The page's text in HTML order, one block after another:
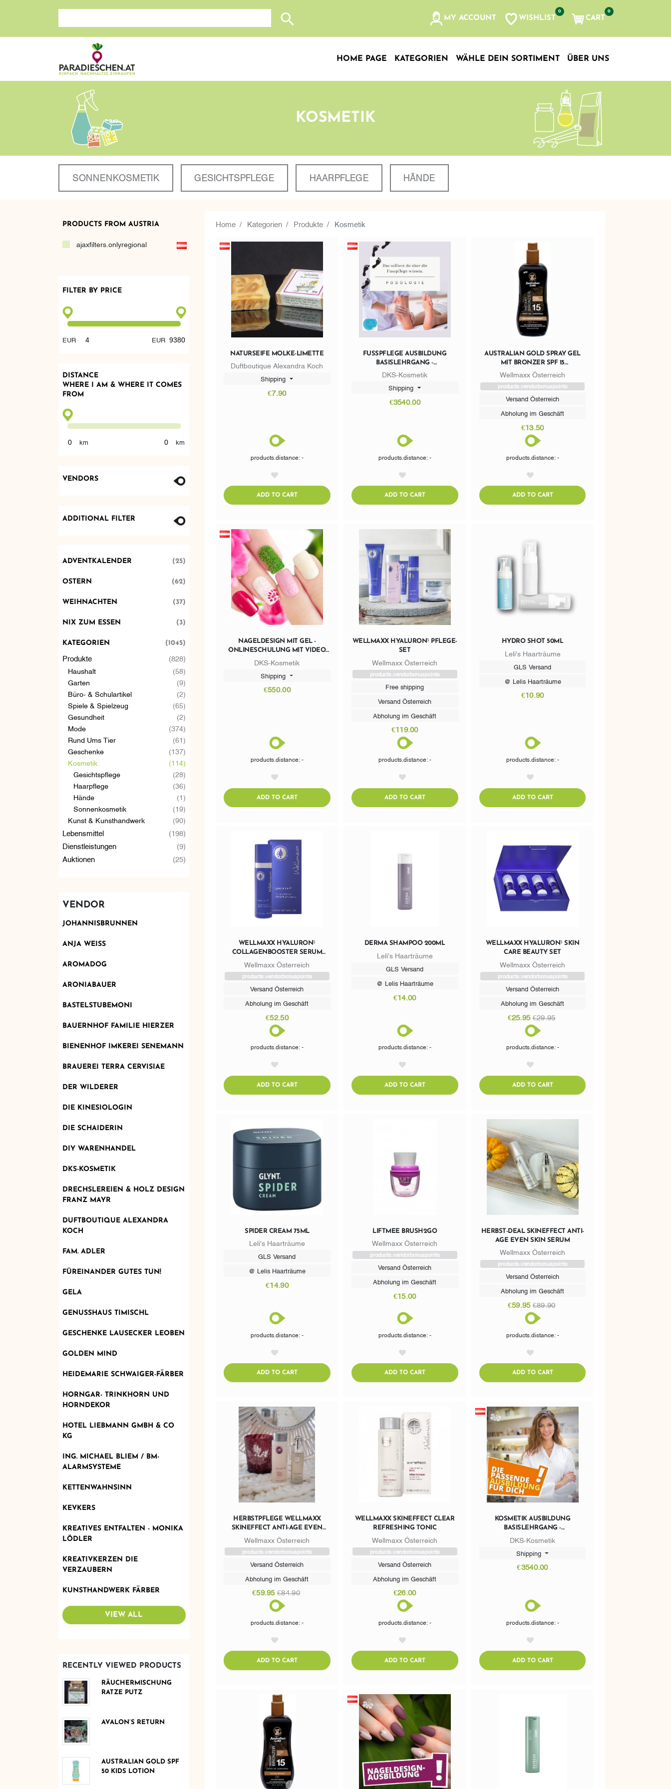
Search store MY ACCOUNT WISHLIST
0
CART
0
HOME PAGE KATEGORIEN WÄHLE DEIN SORTIMENT ÜBER UNS
KOSMETIK
SONNENKOSMETIK GESICHTSPFLEGE HAARPFLEGE HÄNDE
PRODUCTS FROM AUSTRIA
ajaxfilters.onlyregional
FILTER BY PRICE
DISTANCE
WHERE I AM & WHERE IT COMES
FROM
VENDORS
ADDITIONAL FILTER
ADVENTKALENDER (25)
OSTERN (62)
WEIHNACHTEN (37)
NIX ZUM ESSEN (3)
KATEGORIEN (1045)
Produkte (828)
Haushalt (58)
Garten (9)
Büro- & Schulartikel (2)
Spiele & Spielzeug (65)
Gesundheit (2)
Mode (374)
Rund Ums Tier (61)
Geschenke (137)
Kosmetik (114)
Gesichtspflege (28)
Haarpflege (36)
Hände (1)
Sonnenkosmetik (19)
Kunst & Kunsthandwerk (90)
Lebensmittel (198)
Dienstleistungen (9)
Auktionen (25)
VENDOR
JOHANNISBRUNNEN
ANJA WEISS
AROMADOG
ARONIABAUER
BASTELSTUBEMONI
BAUERNHOF FAMILIE HIERZER
BIENENHOF IMKEREI SENEMANN
BRAUEREI TERRA CERVISIAE
DER WILDERER
DIE KINESIOLOGIN
DIE SCHAIDERIN
DIY WARENHANDEL
DKS-KOSMETIK
DRECHSLEREIEN & HOLZ DESIGN
FRANZ MAYR
DUFTBOUTIQUE ALEXANDRA
KOCH
FAM. ADLER
FÜREINANDER GUTES TUN!
GELA
GENUSSHAUS TIMISCHL
GESCHENKE LAUSECKER LEOBEN
GOLDEN MIND
HEIDEMARIE SCHWAIGER-FÄRBER
HORNGAR- TRINKHORN UND
HORNDEKOR
HOTEL LIEBMANN GMBH & CO
KG
ING. MICHAEL BLIEM / BM-
ALARMSYSTEME
KETTENWAHNSINN
KEVKERS
KREATIVES ENTFALTEN - MONIKA
LÖDLER
KREATIVKERZEN DIE
VERZAUBERN
KUNSTHANDWERK FÄRBER
VIEW ALL
RECENTLY VIEWED PRODUCTS
RÄUCHERMISCHUNG
RATZE PUTZ
AVALON’S RETURN
AUSTRALIAN GOLD SPF
50 KIDS LOTION
Home Kategorien Produkte Kosmetik
NATURSEIFE MOLKE-LIMETTE
Duftboutique Alexandra Koch
Shipping
€7.90
products.distance: -
ADD TO CART ADDTOCART
FUSSPFLEGE AUSBILDUNG
BASISLEHRGANG -
LEHRABSCHLUSSPRÜFUNG
DKS-Kosmetik
Shipping
€3540.00
products.distance: -
ADD TO CART ADDTOCART
AUSTRALIAN GOLD SPRAY GEL
MIT BRONZER SPF 15
REISEGRÖSSE
Wellmaxx Österreich
products.vendorbonuspoints
Versand Österreich
Abholung im Geschäft
€13.50
products.distance: -
ADD TO CART ADDTOCART
NAGELDESIGN MIT GEL -
ONLINESCHULUNG MIT VIDEO
UND ZERTIFIKAT
DKS-Kosmetik
Shipping
€550.00
products.distance: -
ADD TO CARTADDTOCART
WELLMAXX HYALURON⁵ PFLEGE-
SET
Wellmaxx Österreich
products.vendorbonuspoints
Free shipping
Versand Österreich
Abholung im Geschäft
€119.00
products.distance: -
ADD TO CARTADDTOCART
HYDRO SHOT 50ML
Leli's Haarträume
GLS Versand
@ Lelis Haarträume
€10.90
products.distance: -
ADD TO CARTADDTOCART
WELLMAXX HYALURON⁵
COLLAGENBOOSTER SERUM
CONCENTRATE
Wellmaxx Österreich
products.vendorbonuspoints
Versand Österreich
Abholung im Geschäft
€52.50
products.distance: -
ADD TO CARTADDTOCART
DERMA SHAMPOO 200ML
Leli's Haarträume
GLS Versand
@ Lelis Haarträume
€14.00
products.distance: -
ADD TO CARTADDTOCART
WELLMAXX HYALURON⁵ SKIN
CARE BEAUTY SET
Wellmaxx Österreich
products.vendorbonuspoints
Versand Österreich
Abholung im Geschäft
€25.95 €29.95
products.distance: -
ADD TO CARTADDTOCART
SPIDER CREAM 75ML
Leli's Haarträume
GLS Versand
@ Lelis Haarträume
€14.90
products.distance: -
ADD TO CART ADDTOCART
LIFTMEE BRUSH2GO
Wellmaxx Österreich
products.vendorbonuspoints
Versand Österreich
Abholung im Geschäft
€15.00
products.distance: -
ADD TO CART ADDTOCART
HERBST-DEAL SKINEFFECT ANTI-
AGE EVEN SKIN SERUM
Wellmaxx Österreich
products.vendorbonuspoints
Versand Österreich
Abholung im Geschäft
€59.95 €89.90
products.distance: -
ADD TO CART ADDTOCART
HERBSTPFLEGE WELLMAXX
SKINEFFECT ANTI-AGE EVEN
SKIN SERUM & REFRESHING
Wellmaxx Österreich
products.vendorbonuspoints
Versand Österreich
Abholung im Geschäft
€59.95€84.90
products.distance: -
ADD TO CARTADDTOCART
WELLMAXX SKINEFFECT CLEAR
REFRESHING TONIC
Wellmaxx Österreich
products.vendorbonuspoints
Versand Österreich
Abholung im Geschäft
€26.00
products.distance: -
ADD TO CARTADDTOCART
KOSMETIK AUSBILDUNG
BASISLEHRGANG -
LEHRABSCHLUSSPRÜFUNG
DKS-Kosmetik
Shipping
€3540.00
products.distance: -
ADD TO CARTADDTOCART